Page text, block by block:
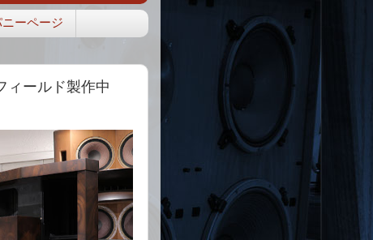
ーページ
ィールド製作中